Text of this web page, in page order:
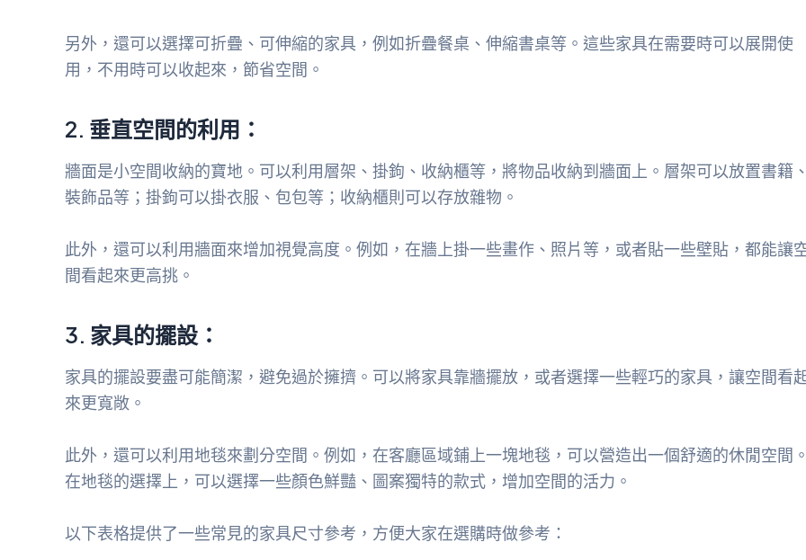
另外，還可以選擇可折疊、可伸縮的家具，例如折疊餐桌、伸縮書桌等。這些家具在需要時可以展開使
用，不用時可以收起來，節省空間。
2. 垂直空間的利用：
牆面是小空間收納的寶地。可以利用層架、掛鉤、收納櫃等，將物品收納到牆面上。層架可以放置書籍、
裝飾品等；掛鉤可以掛衣服、包包等；收納櫃則可以存放雜物。
此外，還可以利用牆面來增加視覺高度。例如，在牆上掛一些畫作、照片等，或者貼一些壁貼，都能讓
間看起來更高挑。
3. 家具的擺設：
家具的擺設要盡可能簡潔，避免過於擁擠。可以將家具靠牆擺放，或者選擇一些輕巧的家具，讓空間看
來更寬敞。
此外，還可以利用地毯來劃分空間。例如，在客廳區域鋪上一塊地毯，可以營造出一個舒適的休閒空間。
在地毯的選擇上，可以選擇一些顏色鮮豔、圖案獨特的款式，增加空間的活力。
以下表格提供了一些常見的家具尺寸參考，方便大家在選購時做參考：